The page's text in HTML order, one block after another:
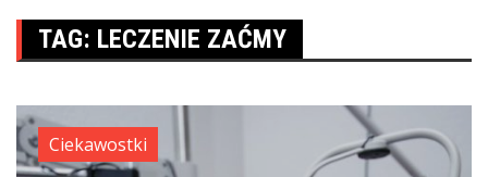
TAG: LECZENIE ZAĆMY
Ciekawostki